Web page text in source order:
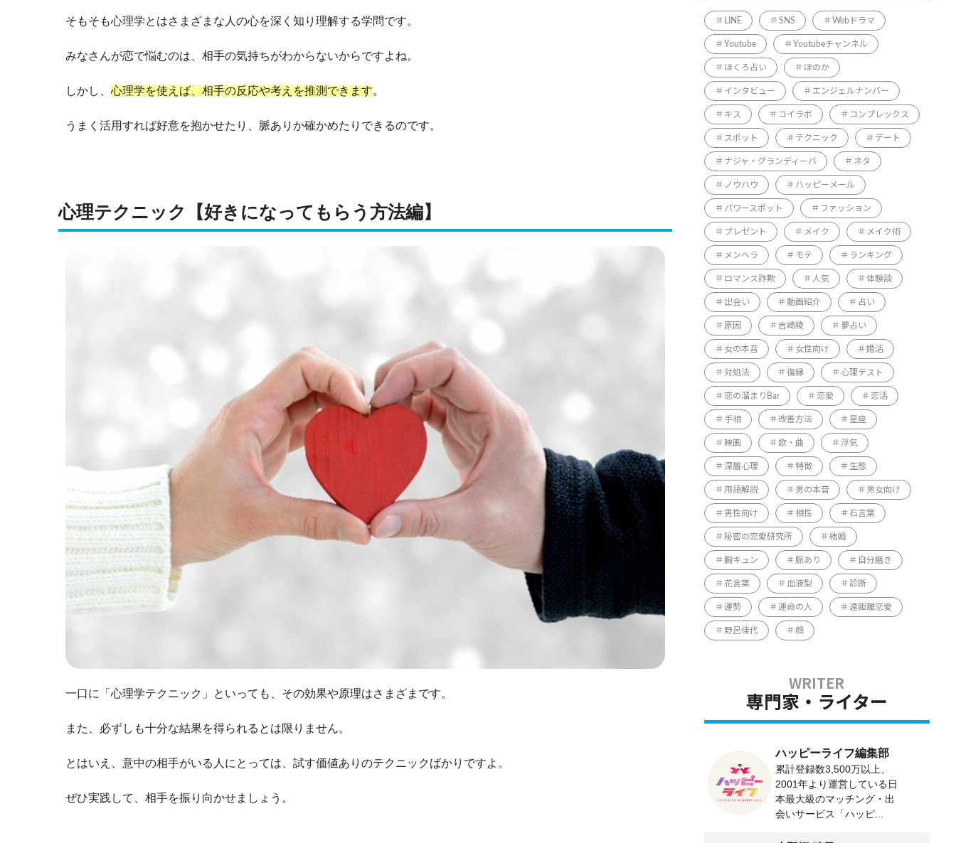
そもそも心理学とはさまざまな人の心を深く知り理解する学問です。
みなさんが恋で悩むのは、相手の気持ちがわからないからですよね。
しかし、 心理学を使えば、相手の反応や考えを推測できます。
うまく活用すれば好意を抱かせたり、脈ありか確かめたりできるのです。
心理テクニック【好きになってもらう方法編】
一口に「心理学テクニック」といっても、その効果や原理はさまざまです。
また、必ずしも十分な結果を得られるとは限りません。
とはいえ、意中の相手がいる人にとっては、試す価値ありのテクニックばかりですよ。
ぜひ実践して、相手を振り向かせましょう。
LINE SNS Webドラマ
Youtube Youtubeチャンネル
ほくろ占い ほのか
インタビュー エンジェルナンバー
キス コイラボ コンプレックス
スポット テクニック デート
ナジャ・グランディーバ ネタ
ノウハウ ハッピーメール
パワースポット ファッション
プレゼント メイク メイク術
メンヘラ モテ ランキング
ロマンス詐欺 人気 体験談
出会い 動画紹介 占い
原因 吉崎綾 夢占い
女の本音 女性向け 婚活
対処法 復縁 心理テスト
恋の溜まりBar 恋愛 恋活
手相 改善方法 星座
映画 歌・曲 浮気
深層心理 特徴 生態
用語解説 男の本音 男女向け
男性向け 相性 石言葉
秘密の恋愛研究所 結婚
胸キュン 脈あり 自分磨き
花言葉 血液型 診断
運勢 運命の人 遠距離恋愛
野呂佳代 顔
専門家・ライター
ハッピーライフ編集部
累計登録数3,500万以上、
2001年より運営している日
本最大級のマッチング・出
会いサービス「ハッピ...